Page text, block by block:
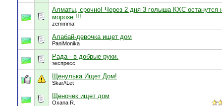
Алматы, срочно! Через 2 дня 3 голыша КХС останутся
морозе !!!
zemmma
Алабай-девочка ищет дом
PaniMonika
Рада - в добрые руки.
экспресс
Щенулька Ищет Дом!
Skar/\Let
Щеночек ищет дом
Oxana R.